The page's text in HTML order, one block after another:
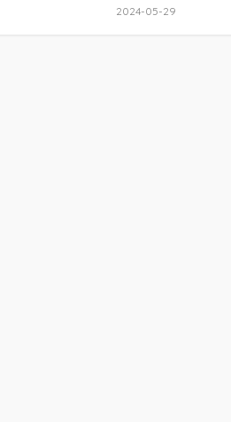
2024-05-29